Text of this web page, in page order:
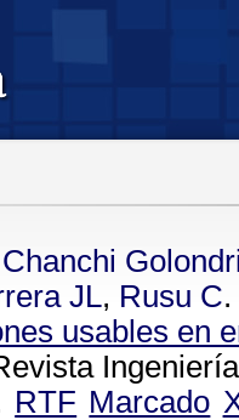
Chanchi
JL, Rusu C.
usables en
RTF Marcado